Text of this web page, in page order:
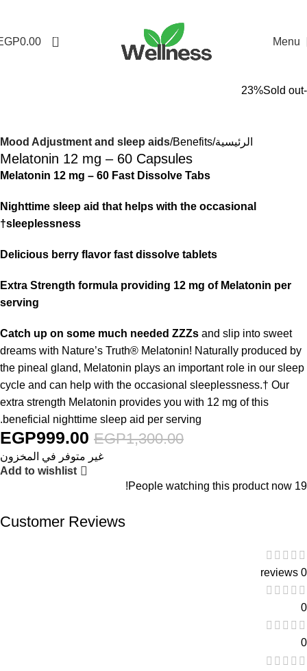
Menu
0
0.00
-23%
Sold out
الرئيسية Benefits
Mood Adjustment and sleep aids
Melatonin 12 mg – 60 Capsules
Melatonin 12 mg – 60 Fast Dissolve Tabs
Nighttime sleep aid that helps with the occasional
sleeplessness†
Extra Strength formula providing 12 mg of Melatonin per
serving
Catch up on some much needed ZZZs and slip into sweet
dreams with Nature’s Truth® Melatonin! Naturally produced by
the pineal gland, Melatonin plays an important role in our sleep
cycle and can help with the occasional sleeplessness.† Our
extra strength Melatonin provides you with 12 mg of this
beneficial nighttime sleep aid per serving.
EGP1,300.00
EGP999.00
غير متوفر في المخزون
Add to wishlist
19
People watching this product now!
Customer Reviews
0 reviews
0
0